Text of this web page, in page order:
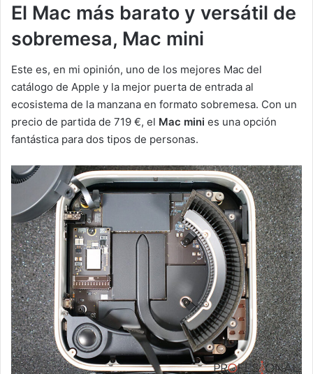
El Mac más barato y versátil de
sobremesa, Mac mini
Este es, en mi opinión, uno de los mejores Mac del
catálogo de Apple y la mejor puerta de entrada al
ecosistema de la manzana en formato sobremesa. Con un
precio de partida de 719 €, el Mac mini es una opción
fantástica para dos tipos de personas.